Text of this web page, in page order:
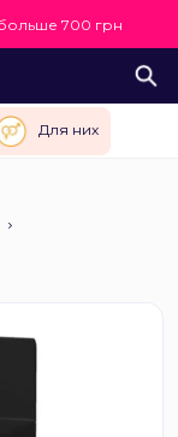
700 грн
Для них